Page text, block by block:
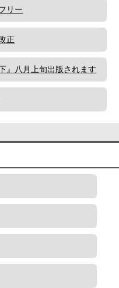
リー
正
』八月上旬出版されます